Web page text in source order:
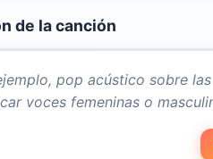
de la canción